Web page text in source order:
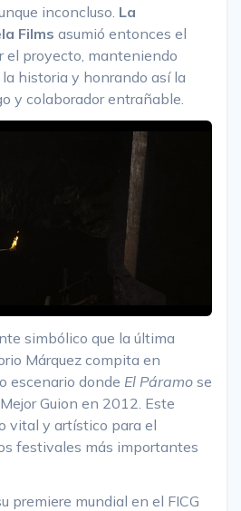
inconcluso. La
Films asumió entonces el
el proyecto, manteniendo
historia y honrando así la
y colaborador entrañable.
simbólico que la última
Márquez compita en
escenario donde El Páramo se
Guion en 2012. Este
vital y artístico para el
festivales más importantes
premiere mundial en el FICG